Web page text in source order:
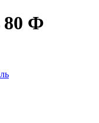
80 Ф